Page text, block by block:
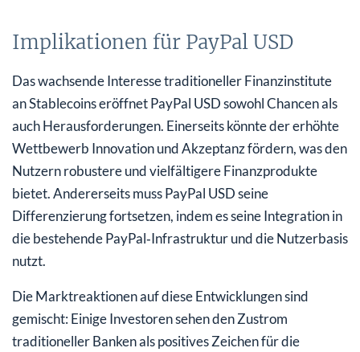
Implikationen für PayPal USD
Das wachsende Interesse traditioneller Finanzinstitute
an Stablecoins eröffnet PayPal USD sowohl Chancen als
auch Herausforderungen. Einerseits könnte der erhöhte
Wettbewerb Innovation und Akzeptanz fördern, was den
Nutzern robustere und vielfältigere Finanzprodukte
bietet. Andererseits muss PayPal USD seine
Differenzierung fortsetzen, indem es seine Integration in
die bestehende PayPal‑Infrastruktur und die Nutzerbasis
nutzt.
Die Marktreaktionen auf diese Entwicklungen sind
gemischt: Einige Investoren sehen den Zustrom
traditioneller Banken als positives Zeichen für die